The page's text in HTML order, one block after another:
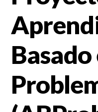
Basado